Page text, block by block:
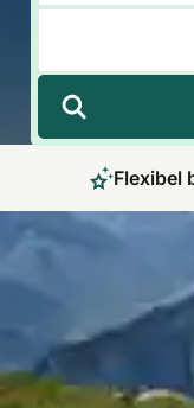
Flexibel
Rundreise
seinen
Tauchen Sie ein in